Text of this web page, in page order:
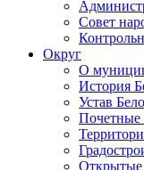
Совет
Округ
О
История
Устав
Почетные